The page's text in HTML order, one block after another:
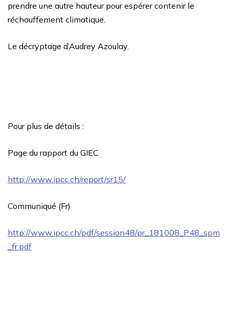
prendre une autre hauteur pour espérer contenir le
réchauffement climatique.
Le décryptage d’Audrey Azoulay.
Pour plus de détails :
Page du rapport du GIEC
http://www.ipcc.ch/report/sr15/
Communiqué (Fr)
http://www.ipcc.ch/pdf/session48/pr_181008_P48_spm
_fr.pdf